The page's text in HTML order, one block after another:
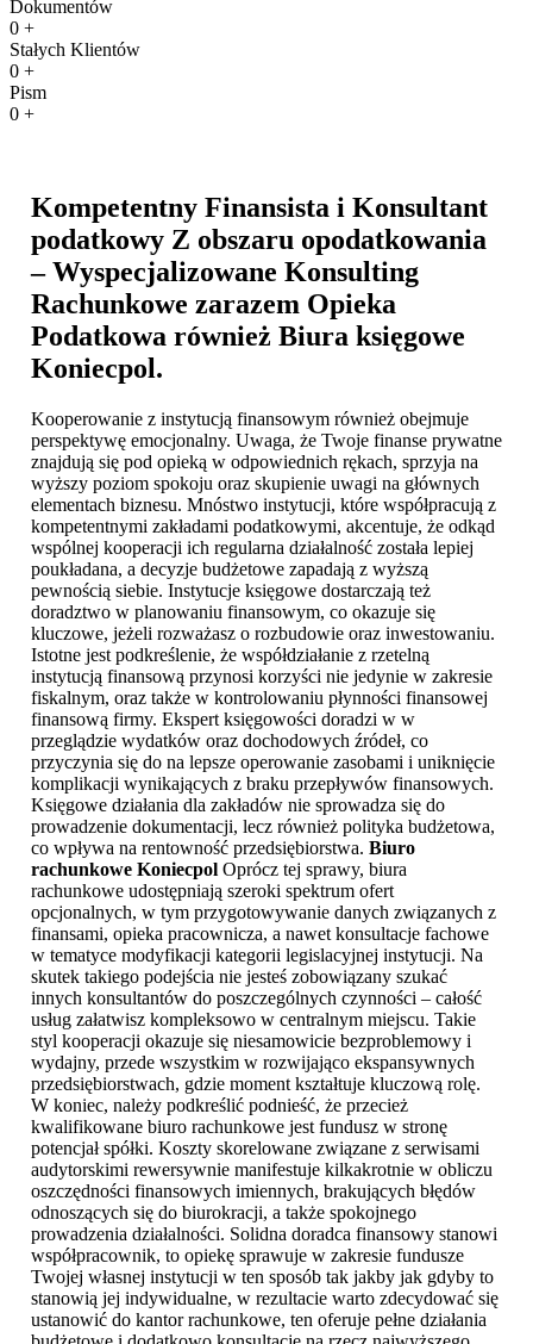
Dokumentów
0 +
Stałych Klientów
0 +
Pism
0 +
Kompetentny Finansista i Konsultant
podatkowy Z obszaru opodatkowania
– Wyspecjalizowane Konsulting
Rachunkowe zarazem Opieka
Podatkowa również Biura księgowe
Koniecpol.
Kooperowanie z instytucją finansowym również obejmuje
perspektywę emocjonalny. Uwaga, że Twoje finanse prywatne
znajdują się pod opieką w odpowiednich rękach, sprzyja na
wyższy poziom spokoju oraz skupienie uwagi na głównych
elementach biznesu. Mnóstwo instytucji, które współpracują z
kompetentnymi zakładami podatkowymi, akcentuje, że odkąd
wspólnej kooperacji ich regularna działalność została lepiej
poukładana, a decyzje budżetowe zapadają z wyższą
pewnością siebie. Instytucje księgowe dostarczają też
doradztwo w planowaniu finansowym, co okazuje się
kluczowe, jeżeli rozważasz o rozbudowie oraz inwestowaniu.
Istotne jest podkreślenie, że współdziałanie z rzetelną
instytucją finansową przynosi korzyści nie jedynie w zakresie
fiskalnym, oraz także w kontrolowaniu płynności finansowej
finansową firmy. Ekspert księgowości doradzi w w
przeglądzie wydatków oraz dochodowych źródeł, co
przyczynia się do na lepsze operowanie zasobami i uniknięcie
komplikacji wynikających z braku przepływów finansowych.
Księgowe działania dla zakładów nie sprowadza się do
prowadzenie dokumentacji, lecz również polityka budżetowa,
co wpływa na rentowność przedsiębiorstwa. Biuro
rachunkowe Koniecpol Oprócz tej sprawy, biura
rachunkowe udostępniają szeroki spektrum ofert
opcjonalnych, w tym przygotowywanie danych związanych z
finansami, opieka pracownicza, a nawet konsultacje fachowe
w tematyce modyfikacji kategorii legislacyjnej instytucji. Na
skutek takiego podejścia nie jesteś zobowiązany szukać
innych konsultantów do poszczególnych czynności – całość
usług załatwisz kompleksowo w centralnym miejscu. Takie
styl kooperacji okazuje się niesamowicie bezproblemowy i
wydajny, przede wszystkim w rozwijająco ekspansywnych
przedsiębiorstwach, gdzie moment kształtuje kluczową rolę.
W koniec, należy podkreślić podnieść, że przecież
kwalifikowane biuro rachunkowe jest fundusz w stronę
potencjał spółki. Koszty skorelowane związane z serwisami
audytorskimi rewersywnie manifestuje kilkakrotnie w obliczu
oszczędności finansowych imiennych, brakujących błędów
odnoszących się do biurokracji, a także spokojnego
prowadzenia działalności. Solidna doradca finansowy stanowi
współpracownik, to opiekę sprawuje w zakresie fundusze
Twojej własnej instytucji w ten sposób tak jakby jak gdyby to
stanowią jej indywidualne, w rezultacie warto zdecydować się
ustanowić do kantor rachunkowe, ten oferuje pełne działania